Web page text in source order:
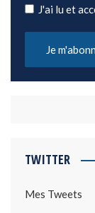
J'ai lu et
TWITTER
Mes Tweets